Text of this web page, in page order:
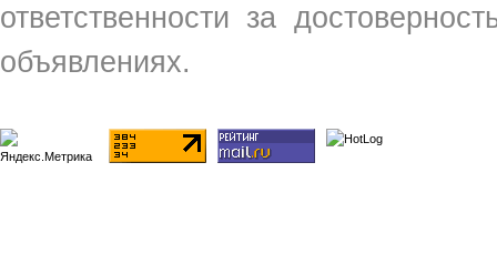
ответственности за
объявлениях.